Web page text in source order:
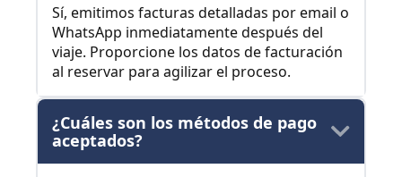
Sí, emitimos facturas detalladas por email o
WhatsApp inmediatamente después del
viaje. Proporcione los datos de facturación
al reservar para agilizar el proceso.
¿Cuáles son los métodos de pago
aceptados?